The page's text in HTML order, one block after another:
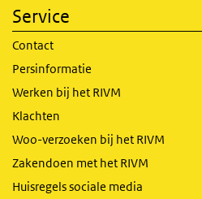
Service
Contact
Persinformatie
Werken bij het RIVM
Klachten
Woo-verzoeken bij het RIVM
Zakendoen met het RIVM
Huisregels sociale media